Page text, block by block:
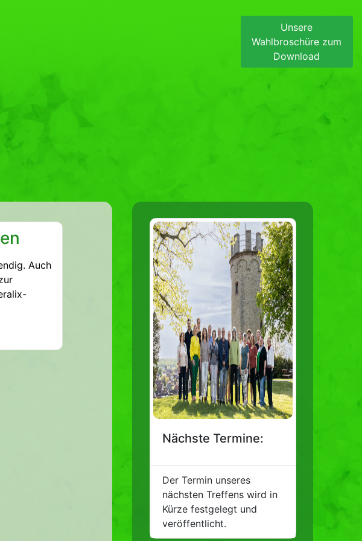
Unsere
Wahlbroschüre zum
Download
Auch
Nächste Termine:
Der Termin unseres
nächsten Treffens wird in
Kürze festgelegt und
veröffentlicht.